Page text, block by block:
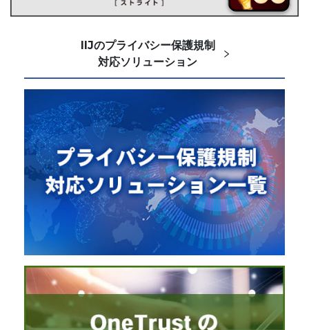
IIJのプライバシー保護規制
対応ソリューション